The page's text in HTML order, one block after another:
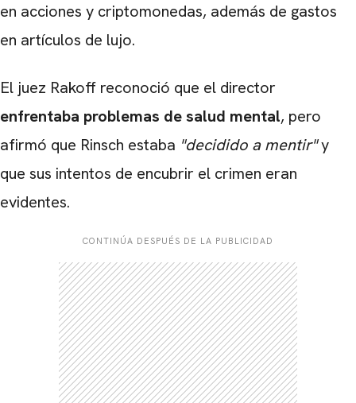
en acciones y criptomonedas, además de gastos
en artículos de lujo.
El juez Rakoff reconoció que el director
enfrentaba problemas de salud mental, pero
afirmó que Rinsch estaba "decidido a mentir"y
que sus intentos de encubrir el crimen eran
evidentes.
CONTINÚA DESPUÉS DE LA PUBLICIDAD